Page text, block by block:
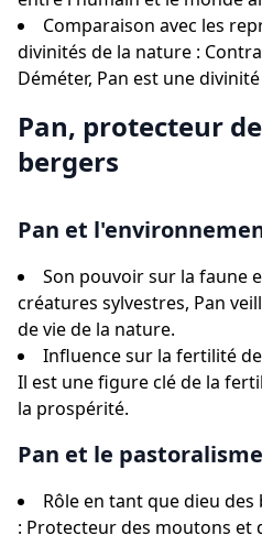
Comparaison avec les
divinités de la nature :
Déméter, Pan est une
Pan, protecteur
bergers
Pan et
Son pouvoir sur la faune
créatures sylvestres, Pan
de vie de la nature.
Influence sur la fertilité
Il est une figure clé de la
la prospérité.
Pan et le pastoralisme
Rôle en tant que dieu
: Protecteur des moutons et